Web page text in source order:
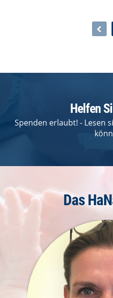
Helfen
Spenden erlaubt! - Lesen
Das